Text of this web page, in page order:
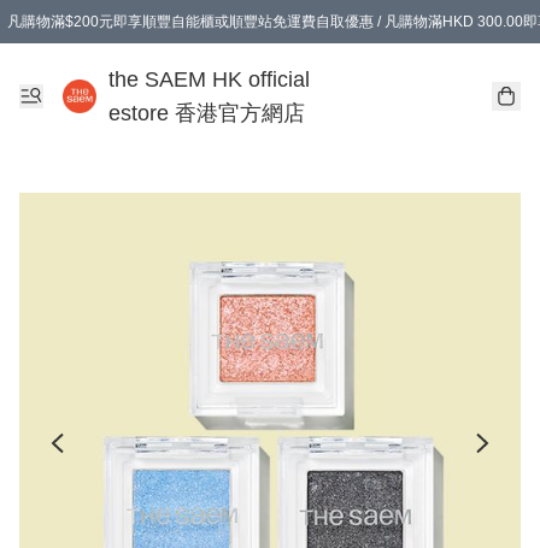
凡購物滿$200元即享順豐自能櫃或順豐站免運費自取優惠 / 凡購物滿HKD 300.00
the SAEM HK official
estore 香港官方網店